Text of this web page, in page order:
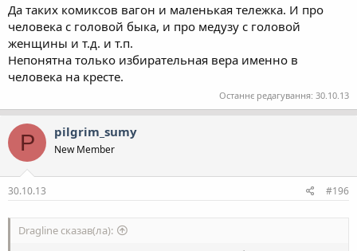
Да таких комиксов вагон и маленькая тележка. И про
человека с головой быка, и про медузу с головой
женщины и т.д. и т.п.
Непонятна только избирательная вера именно в
человека на кресте.
Останнє редагування: 30.10.13
P pilgrim_sumy
New Member
30.10.13 #196
Dragline сказав(ла):